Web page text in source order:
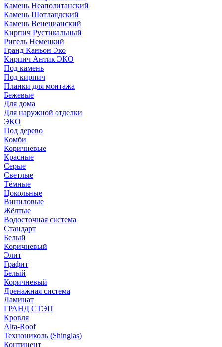
Камень Неаполитанский
Камень Шотландский
Камень Венецианский
Кирпич Рустикальный
Ригель Немецкий
Гранд Каньон Эко
Кирпич Антик ЭКО
Под камень
Под кирпич
Планки для монтажа
Бежевые
Для дома
Для наружной отделки
ЭКO
Под дерево
Комби
Коричневые
Красные
Серые
Светлые
Тёмные
Цокольные
Виниловые
Жёлтые
Водосточная система
Стандарт
Белый
Коричневый
Элит
Графит
Белый
Коричневый
Дренажная система
Ламинат
ГРАНД СТЭП
Кровля
Alta-Roof
Технониколь (Shinglas)
Континент